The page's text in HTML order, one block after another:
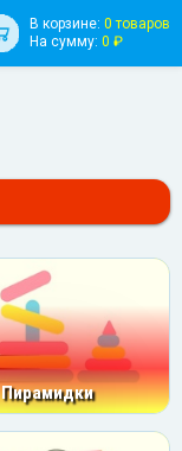
В корзине: 0 товаров
На сумму: 0 ₽
Пирамидки